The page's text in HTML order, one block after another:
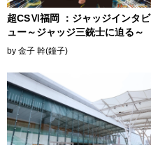
超CSⅥ福岡 ：ジャッジインタビ
ュー～ジャッジ三銃士に迫る～
by 金子 幹(鐘子)